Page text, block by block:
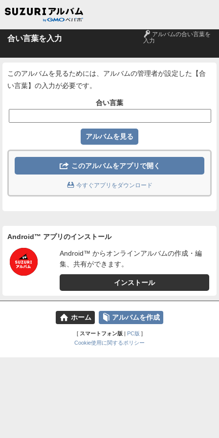
合い言葉を入力 🔑 アルバムの合い言葉を
入力
このアルバムを見るためには、アルバムの管理者が設定した【合
い言葉】の入力が必要です。
合い言葉
 このアルバムをアプリで開く
 今すぐアプリをダウンロード
Android™ アプリのインストール
Android™ からオンラインアルバムの作成・編
集、共有ができます。
インストール
⌂ ホーム 📕 アルバムを作成
[ スマートフォン版| PC版 ]
Cookie使用に関するポリシー